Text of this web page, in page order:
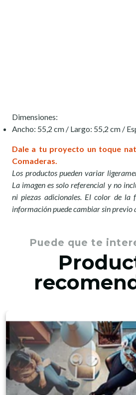
Dimensiones:
Ancho: 55,2 cm / Largo: 55,2 cm /
Dale a tu proyecto un toque
Comaderas.
Los productos pueden variar
La imagen es solo referencial y no
ni piezas adicionales. El color de la
información puede cambiar sin previo
Puede que te